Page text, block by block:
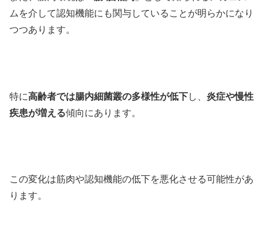
ムを介して認知機能にも関与していることが明らかになり
つつあります。
特に高齢者では腸内細菌叢の多様性が低下し、 炎症や慢性
疾患が増える傾向にあります。
この変化は筋肉や認知機能の低下を悪化させる可能性があ
ります。